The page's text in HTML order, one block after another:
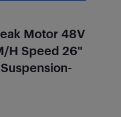
Motor 48V
H Speed 26"